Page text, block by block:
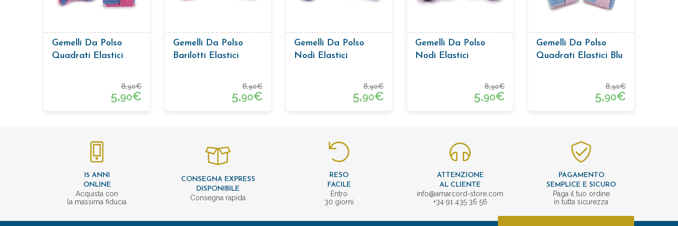
Gemelli Da Polso
Quadrati Elastici
8,90€
5,90€
Gemelli Da Polso
Barilotti Elastici
8,90€
5,90€
Gemelli Da Polso
Nodi Elastici
8,90€
5,90€
Gemelli Da Polso
Nodi Elastici
8,90€
5,90€
Gemelli Da Polso
Quadrati Elastici Blu
8,90€
5,90€
15 ANNI
ONLINE
Acquista con
la massima fiducia
CONSEGNA EXPRESS
DISPONIBILE
Consegna rapida
RESO
FACILE
Entro
30 giorni
ATTENZIONE
AL CLIENTE
info@amarcord-store.com
+34 91 435 36 56
PAGAMENTO
SEMPLICE E SICURO
Paga il tuo ordine
in tutta sicurezza